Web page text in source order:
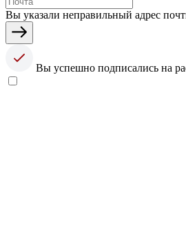
Вы указали неправильный адрес
Вы успешно подписались на